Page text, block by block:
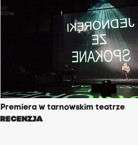
Premiera w tarnowskim teatrze
RECENZJA